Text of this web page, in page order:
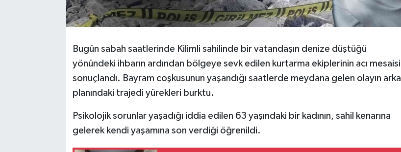
Bugün sabah saatlerinde Kilimli sahilinde bir vatandaşın denize düştüğü
yönündeki ihbarın ardından bölgeye sevk edilen kurtarma ekiplerinin acı mesaisi
sonuçlandı. Bayram coşkusunun yaşandığı saatlerde meydana gelen olayın arka
planındaki trajedi yürekleri burktu.
Psikolojik sorunlar yaşadığı iddia edilen 63 yaşındaki bir kadının, sahil kenarına
gelerek kendi yaşamına son verdiği öğrenildi.